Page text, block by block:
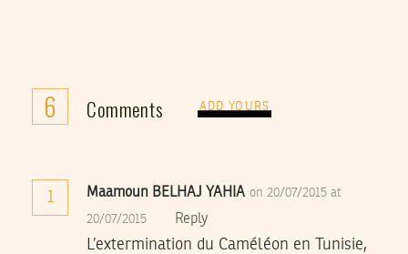
6 Comments ADD YOURS
1 Maamoun BELHAJ YAHIA on 20/07/2015 at
20/07/2015 Reply
L’extermination du Caméléon en Tunisie,